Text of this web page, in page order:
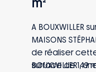
m²
A BOUXWILLER
MAISONS
de réaliser
surface de 149
BOUXWILLER ,